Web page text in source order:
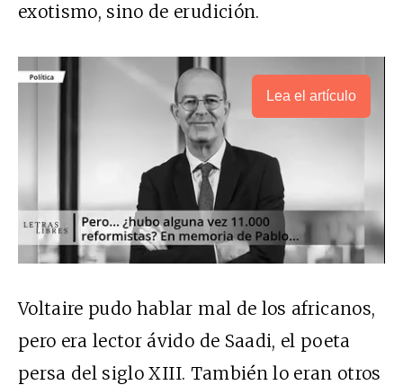
exotismo, sino de erudición.
Lea el artículo
Voltaire pudo hablar mal de los africanos,
pero era lector ávido de Saadi, el poeta
persa del sigloXIII. También lo eran otros